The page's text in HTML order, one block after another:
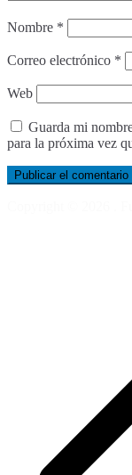
Nombre *
Correo electrónico *
Web
Guarda mi
para la próxima vez